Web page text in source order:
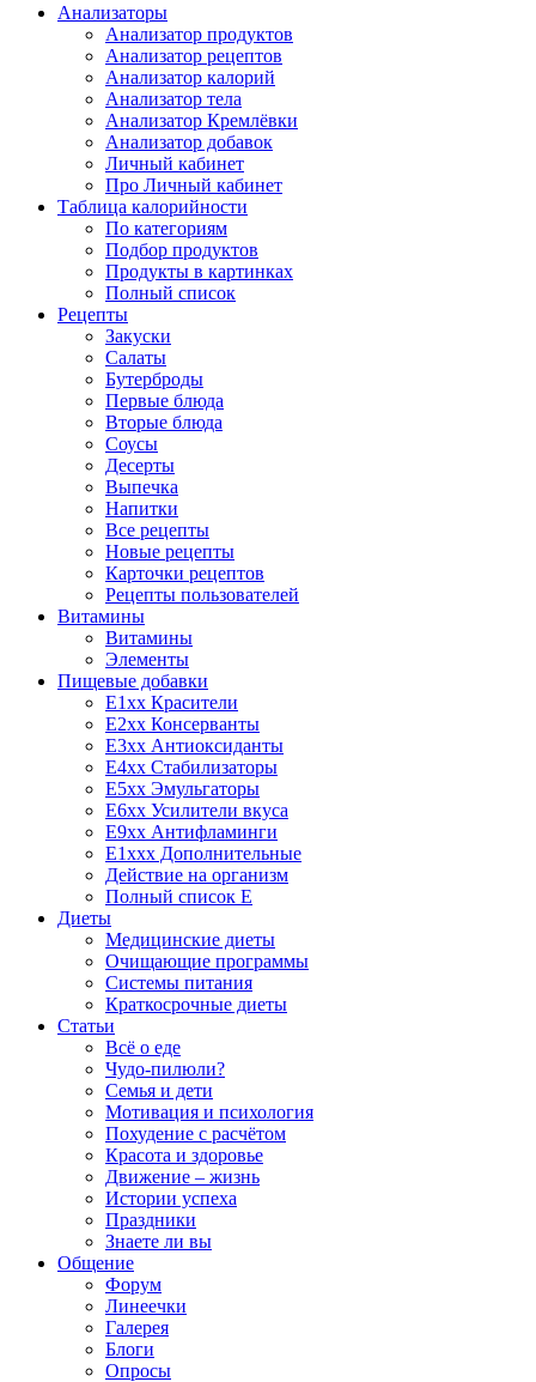
Анализаторы
Анализатор продуктов
Анализатор рецептов
Анализатор калорий
Анализатор тела
Анализатор Кремлёвки
Анализатор добавок
Личный кабинет
Про Личный кабинет
Таблица калорийности
По категориям
Подбор продуктов
Продукты в картинках
Полный список
Рецепты
Закуски
Салаты
Бутерброды
Первые блюда
Вторые блюда
Соусы
Десерты
Выпечка
Напитки
Все рецепты
Новые рецепты
Карточки рецептов
Рецепты пользователей
Витамины
Витамины
Элементы
Пищевые добавки
E1xx Красители
E2xx Консерванты
E3xx Антиоксиданты
E4xx Стабилизаторы
E5xx Эмульгаторы
E6xx Усилители вкуса
E9xx Антифламинги
E1xxx Дополнительные
Действие на организм
Полный список E
Диеты
Медицинские диеты
Очищающие программы
Системы питания
Краткосрочные диеты
Статьи
Всё о еде
Чудо-пилюли?
Семья и дети
Мотивация и психология
Похудение с расчётом
Красота и здоровье
Движение – жизнь
Истории успеха
Праздники
Знаете ли вы
Общение
Форум
Линеечки
Галерея
Блоги
Опросы